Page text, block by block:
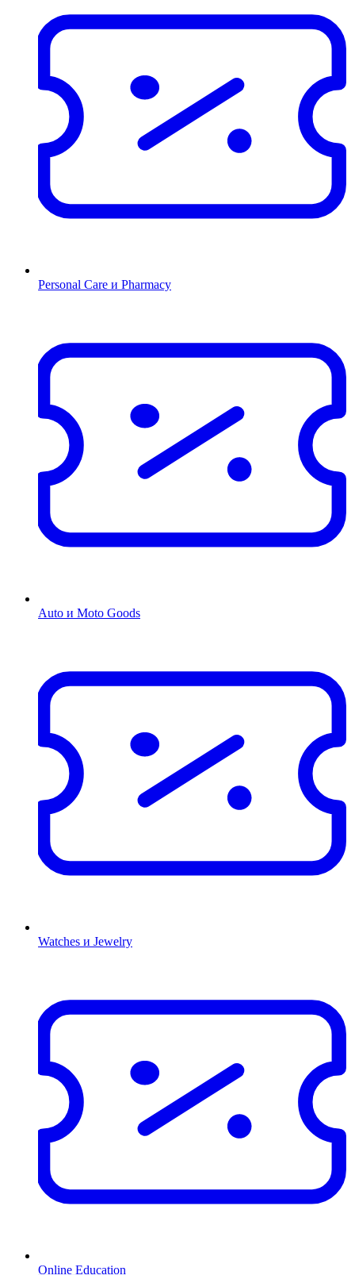
Personal Care и Pharmacy
Auto и Moto Goods
Watches и Jewelry
Online Education